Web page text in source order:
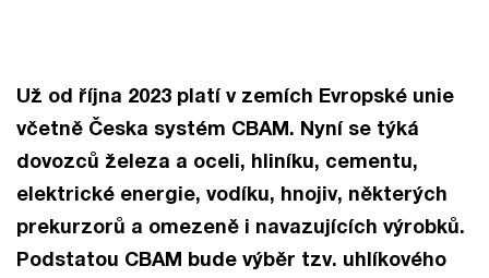
Už od října 2023 platí v zemích Evropské unie
včetně Česka systém CBAM. Nyní se týká
dovozců železa a oceli, hliníku, cementu,
elektrické energie, vodíku, hnojiv, některých
prekurzorů a omezeně i navazujících výrobků.
Podstatou CBAM bude výběr tzv. uhlíkového